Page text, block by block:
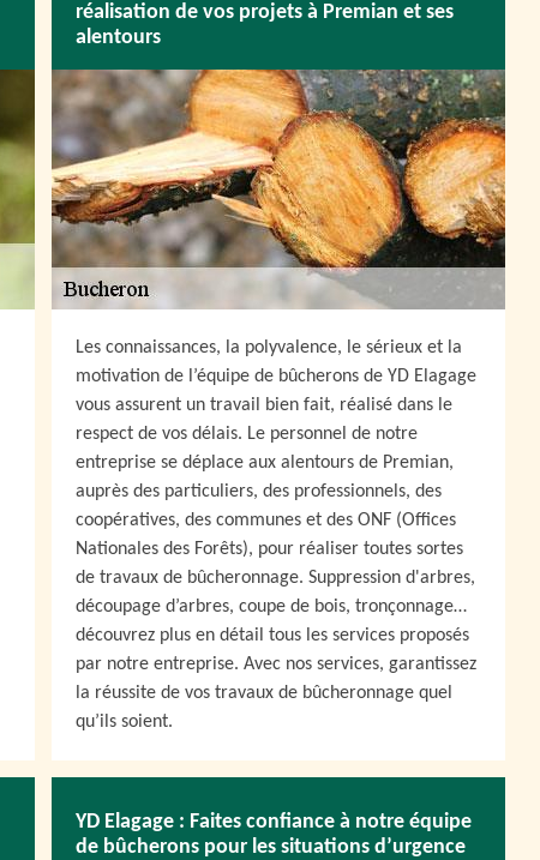
réalisation de vos projets à Premian et ses
alentours
Les connaissances, la polyvalence, le sérieux et la
motivation de l’équipe de bûcherons de YD Elagage
vous assurent un travail bien fait, réalisé dans le
respect de vos délais. Le personnel de notre
entreprise se déplace aux alentours de Premian,
auprès des particuliers, des professionnels, des
coopératives, des communes et des ONF (Offices
Nationales des Forêts), pour réaliser toutes sortes
de travaux de bûcheronnage. Suppression d'arbres,
découpage d’arbres, coupe de bois, tronçonnage…
découvrez plus en détail tous les services proposés
par notre entreprise. Avec nos services, garantissez
la réussite de vos travaux de bûcheronnage quel
qu’ils soient.
YD Elagage : Faites confiance à notre équipe
de bûcherons pour les situations d’urgence